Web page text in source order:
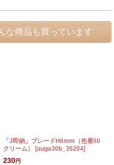
な商品も買っています
「J即納」ブレードH6mm（色番50
クリーム）
[auga30b_35204]
230円